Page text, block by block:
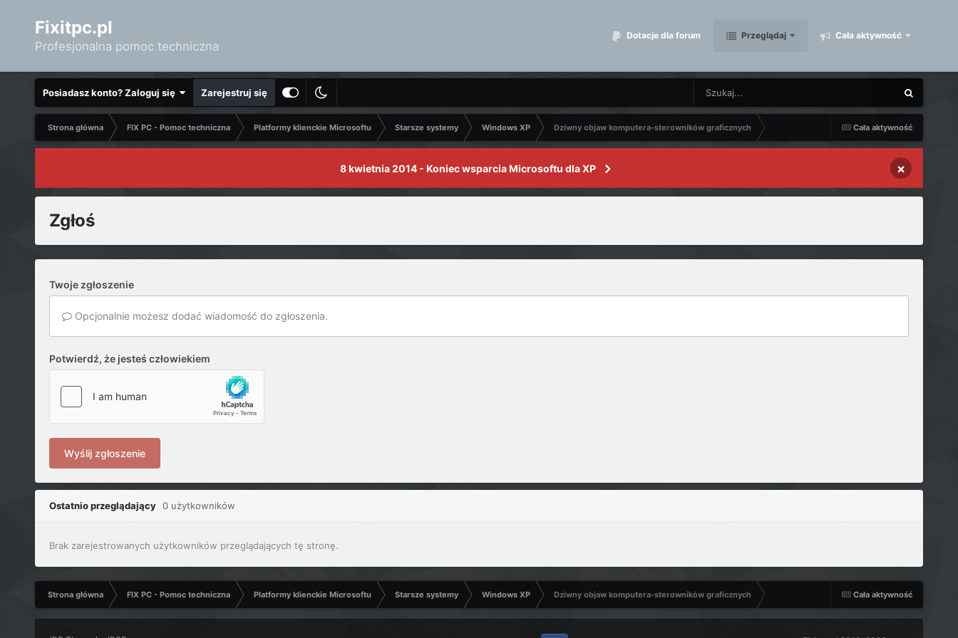
Fixitpc.pl
Profesjonalna pomoc techniczna
Dotacje dla forum Przeglądaj Cała aktywność
Posiadasz konto? Zaloguj się Zarejestruj się
Cała aktywność
Strona główna FIX PC - Pomoc techniczna Platformy klienckie Microsoftu Starsze systemy Windows XP Dziwny objaw komputera-sterowników graficznych
8 kwietnia 2014 - Koniec wsparcia Microsoftu dla XP ×
Zgłoś
Twoje zgłoszenie
Opcjonalnie możesz dodać wiadomość do zgłoszenia.
Potwierdź, że jesteś człowiekiem
Wyślij zgłoszenie
Ostatnio przeglądający 0 użytkowników
Brak zarejestrowanych użytkowników przeglądających tę stronę.
Cała aktywność
Strona główna FIX PC - Pomoc techniczna Platformy klienckie Microsoftu Starsze systemy Windows XP Dziwny objaw komputera-sterowników graficznych